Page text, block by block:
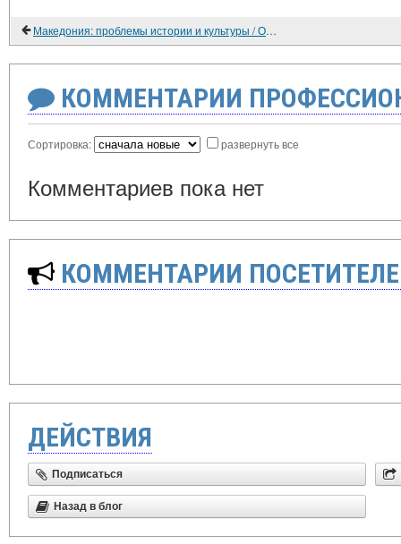
Македония: проблемы истории и культуры / Отв. ред. Р.П. Гришина. М., 1999. 370 С.
КОММЕНТАРИИ
Сортировка: развернуть все
Комментариев пока нет
КОММЕНТАРИИ
ДЕЙСТВИЯ
Подписаться
Назад в блог